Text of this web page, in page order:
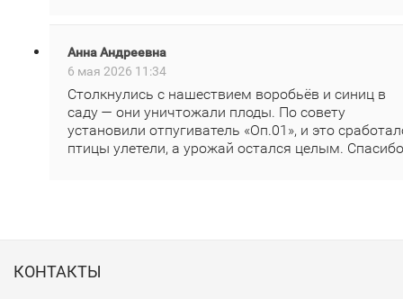
Анна Андреевна
6 мая 2026 11:34
Столкнулись с нашествием воробьёв и синиц в
саду — они уничтожали плоды. По совету
установили отпугиватель «Оп.01», и это
птицы улетели, а урожай остался целым.
КОНТАКТЫ